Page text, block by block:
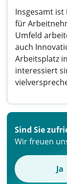
Insgesamt
für
Umfeld
auch
Arbeitsplatz
interessiert
Sind Sie
Wir freuen
Ja